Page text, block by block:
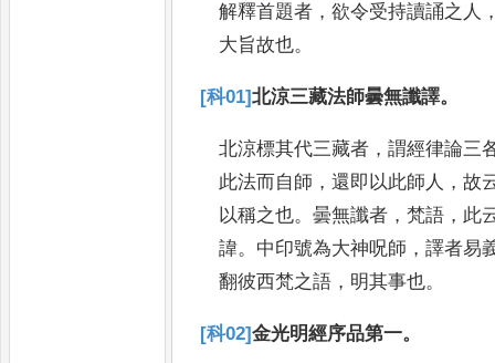
解釋首題者 ，欲令受持讀誦之 人
大旨故也。
[科01]北涼三藏法師曇無讖譯。
北涼標其代三藏者 ，謂經律論三
此法而自師 ，還即以此師人 ，故
以稱之也。曇無讖者 ，梵語 ， 此
諱。 中印號為大神呪師 ，譯者易
翻彼西梵之語 ， 明其事也。
[科02]金光明經序品第一。